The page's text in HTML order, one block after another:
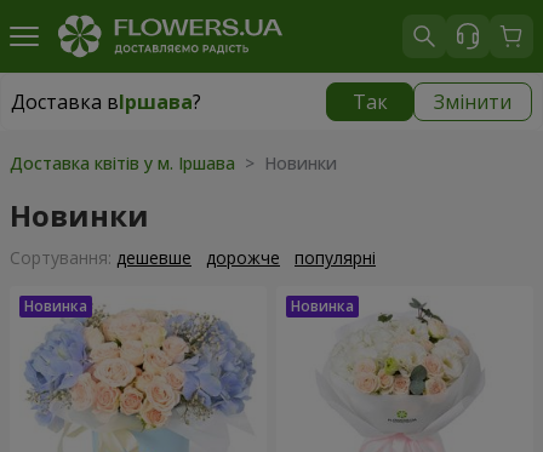
Доставка вІршава? Так Змінити
Доставка вІршава|
Доставка квітів у м. Іршава > Новинки
Новинки
Сортування: дешевше дорожче популярні